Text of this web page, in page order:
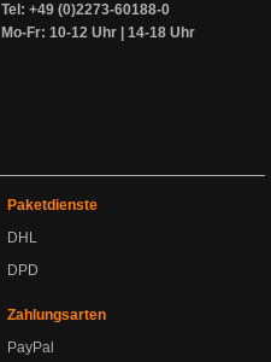
Tel: +49 (0)2273-60188-0
Mo-Fr: 10-12 Uhr | 14-18 Uhr
Paketdienste
DHL
DPD
Zahlungsarten
PayPal